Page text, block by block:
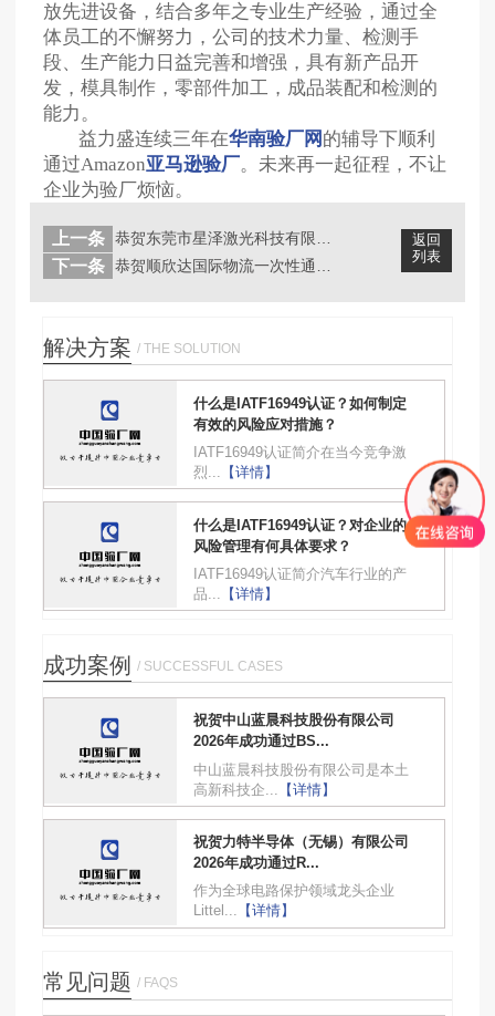
放先进设备，结合多年之专业生产经验，通过全
体员工的不懈努力，公司的技术力量、检测手
段、生产能力日益完善和增强，具有新产品开
发，模具制作，零部件加工，成品装配和检测的
能力。
益力盛连续三年在华南验厂网 的辅导下顺利
通过Amazon亚马逊验厂。未来再一起征程，不让
企业为验厂烦恼。
返回
列表
上一条
下一条
解决方案 / THE SOLUTION
什么是IATF16949认证？如何制定
有效的风险应对措施？
IATF16949认证简介在当今竞争激
烈...
【详情】
什么是IATF16949认证？对企业的
风险管理有何具体要求？
IATF16949认证简介汽车行业的产
品...
【详情】
成功案例 / SUCCESSFUL CASES
祝贺中山蓝晨科技股份有限公司
2026年成功通过BS...
中山蓝晨科技股份有限公司是本土
高新科技企...
【详情】
祝贺力特半导体（无锡）有限公司
2026年成功通过R...
作为全球电路保护领域龙头企业
Littel... 【详情】
常见问题 / FAQS